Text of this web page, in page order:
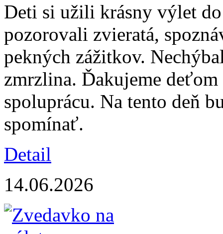
Deti si užili krásny výlet
pozorovali zvieratá,
pekných zážitkov.
zmrzlina. Ďakujeme deťom
spoluprácu. Na tento deň
spomínať.
Detail
14.06.2026